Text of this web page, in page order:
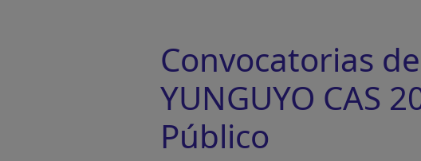
Convocatorias
YUNGUYO CAS
Público